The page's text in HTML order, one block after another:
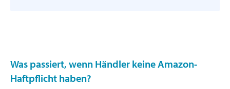
Was passiert, wenn Händler keine Amazon-
Haftpflicht haben?